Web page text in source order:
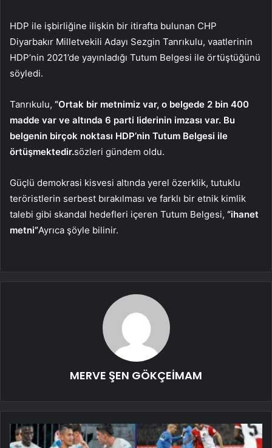
HDP ile işbirliğine ilişkin bir itirafta bulunan CHP
Diyarbakır Milletvekili Adayı Sezgin Tanrıkulu, vaatlerinin
HDP’nin 2021’de yayınladığı Tutum Belgesi ile örtüştüğünü
söyledi.
Tanrıkulu, “Ortak bir metnimiz var, o belgede 2 bin 400
madde var ve altında 6 parti liderinin imzası var. Bu
belgenin birçok noktası HDP’nin Tutum Belgesi ile
örtüşmektedir.sözleri gündem oldu.
Güçlü demokrasi kisvesi altında yerel özerklik, tutuklu
teröristlerin serbest bırakılması ve farklı bir etnik kimlik
talebi gibi skandal hedefleri içeren Tutum Belgesi, “ihanet
metni”Ayrıca şöyle bilinir.
MERVE ŞEN GÖKÇEİMAM